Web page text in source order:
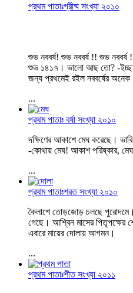
প্রথম পাতাঃগ্রীষ্ম সংখ্যা ২০১০
শুভ নববর্ষ! শুভ নববর্ষ !! শুভ নববর্ষ
শুভ ১৪১৭। ভালো আছ তো? -
জন্য প্রথমেই রইল নববর্ষের অনেক
...
প্রথম পাতাঃ বর্ষা সংখ্যা ২০১০
দক্ষিণের আকাশে মেঘ করেছে।
-কোথায় মেঘ! আকাশ পরিষ্কার,
...
প্রথম পাতাঃশরত সংখ্যা ২০১০
কৈলাশে তোড়জোড় চলছে পুরোদমে।
গেছে। আশ্বিন মাসের পিতৃপক্ষের
এবারে মায়ের দোলায় আগমন।
...
প্রথম পাতাঃশীত সংখ্যা ২০১১